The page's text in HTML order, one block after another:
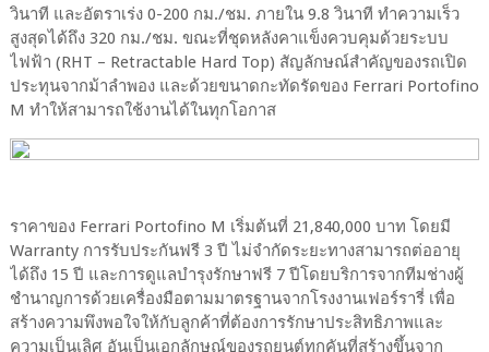
วินาที และอัตราเร่ง 0-200 กม./ชม. ภายใน 9.8 วินาที ทำความเร็ว
สูงสุดได้ถึง 320 กม./ชม. ขณะที่ชุดหลังคาแข็งควบคุมด้วยระบบ
ไฟฟ้า (RHT – Retractable Hard Top) สัญลักษณ์สำคัญของรถเปิด
ประทุนจากม้าลำพอง และด้วยขนาดกะทัดรัดของ Ferrari Portofino
M ทำให้สามารถใช้งานได้ในทุกโอกาส
ราคาของ Ferrari Portofino M เริ่มต้นที่ 21,840,000 บาท โดยมี
Warranty การรับประกันฟรี 3 ปี ไม่จำกัดระยะทางสามารถต่ออายุ
ได้ถึง 15 ปี และการดูแลบำรุงรักษาฟรี 7 ปีโดยบริการจากทีมช่างผู้
ชำนาญการด้วยเครื่องมือตามมาตรฐานจากโรงงานเฟอร์รารี่ เพื่อ
สร้างความพึงพอใจให้กับลูกค้าที่ต้องการรักษาประสิทธิภาพและ
ความเป็นเลิศ อันเป็นเอกลักษณ์ของรถยนต์ทุกคันที่สร้างขึ้นจาก